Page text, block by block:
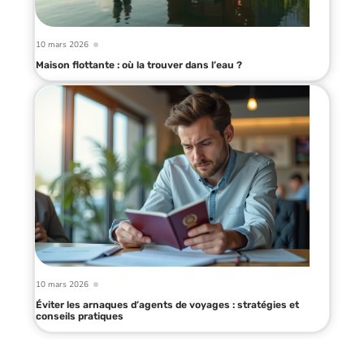
10 mars 2026
Maison flottante : où la trouver dans l’eau ?
10 mars 2026
Éviter les arnaques d’agents de voyages : stratégies et
conseils pratiques